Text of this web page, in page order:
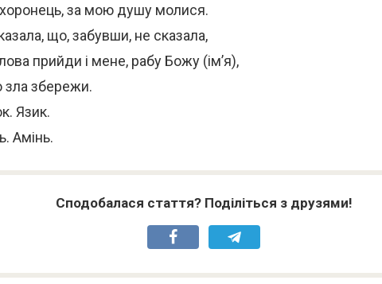
за мою душу молися.
що, забувши, не сказала,
прийди і мене, рабу Божу (ім’я),
зла збережи.
Язик.
Амінь.
Сподобалася стаття? Поділіться з друзями!